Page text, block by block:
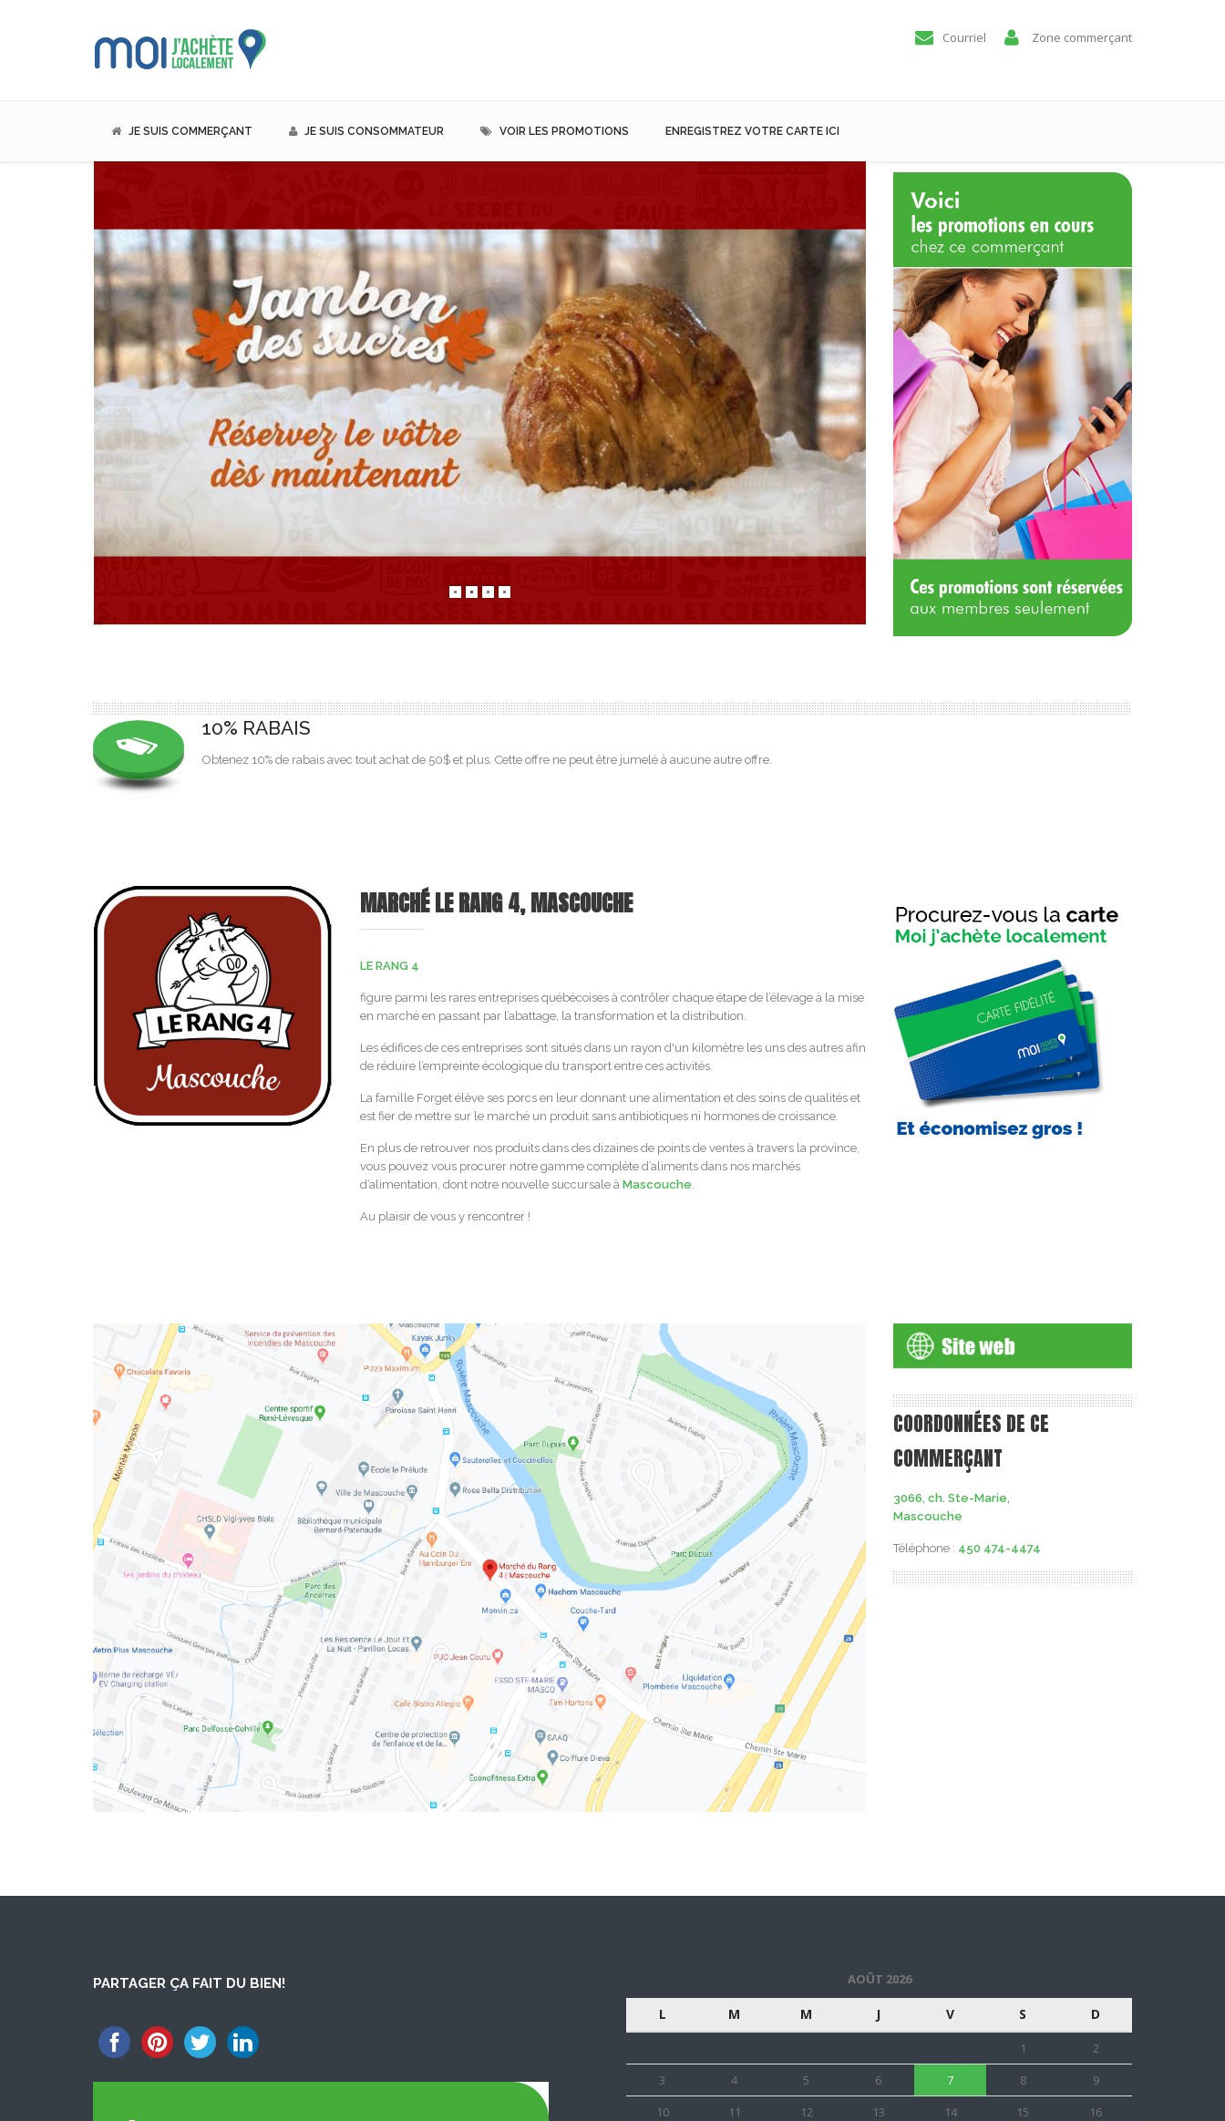
Courriel Zone commerçant
JE SUIS COMMERÇANT JE SUIS CONSOMMATEUR VOIR LES PROMOTIONS ENREGISTREZ VOTRE CARTE ICI
10% RABAIS
Obtenez 10% de rabais avec tout achat de 50$ et plus. Cette offre ne peut être jumelé à aucune autre offre.
MARCHÉ LE RANG 4, MASCOUCHE
LE RANG 4
figure parmi les rares entreprises québécoises à contrôler chaque étape de l’élevage à la mise
en marché en passant par l’abattage, la transformation et la distribution.
Les édifices de ces entreprises sont situés dans un rayon d'un kilomètre les uns des autres afin
de réduire l’empreinte écologique du transport entre ces activités.
La famille Forget élève ses porcs en leur donnant une alimentation et des soins de qualités et
est fier de mettre sur le marché un produit sans antibiotiques ni hormones de croissance.
En plus de retrouver nos produits dans des dizaines de points de ventes à travers la province,
vous pouvez vous procurer notre gamme complète d’aliments dans nos marchés
d’alimentation, dont notre nouvelle succursale à Mascouche.
Au plaisir de vous y rencontrer !
COORDONNÉES DE CE
COMMERÇANT
3066, ch. Ste-Marie,
Mascouche
Téléphone : 450 474-4474
PARTAGER ÇA FAIT DU BIEN! AOÛT 2026
L M M J V S D
1
2
3
4 5 6 7 8
9
10
11 12 13 14 15
16